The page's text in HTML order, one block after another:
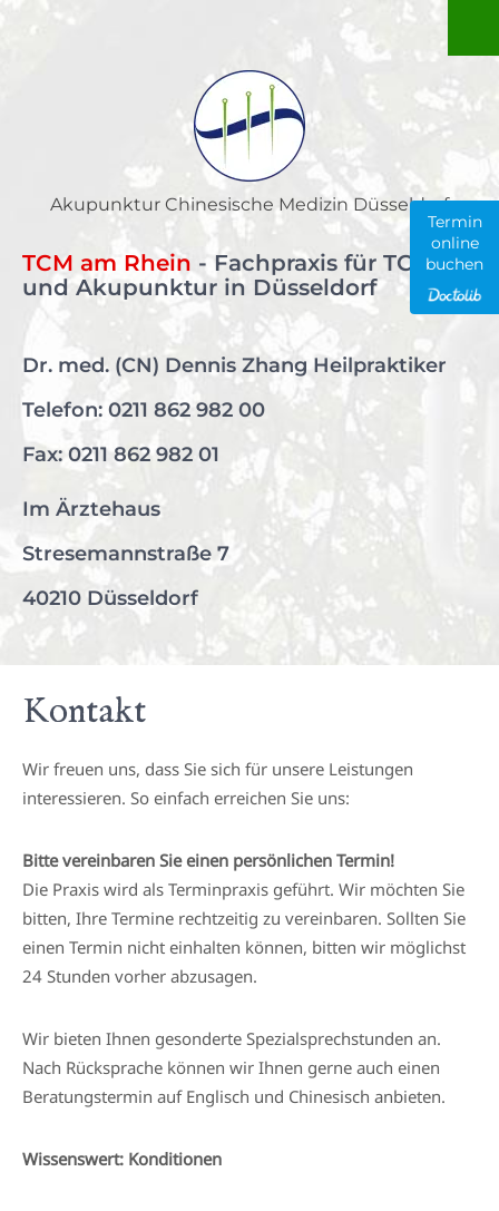
Akupunktur Chinesische Medizin Düsseldorf
TCM am Rhein - Fachpraxis für TCM
und Akupunktur in Düsseldorf
Dr. med. (CN) Dennis Zhang Heilpraktiker
Telefon: 0211 862 982 00
Fax: 0211 862 982 01
Im Ärztehaus
Stresemannstraße 7
40210 Düsseldorf
Kontakt
Wir freuen uns, dass Sie sich für unsere Leistungen
interessieren. So einfach erreichen Sie uns:
Bitte vereinbaren Sie einen persönlichen Termin!
Die Praxis wird als Terminpraxis geführt. Wir möchten Sie
bitten, Ihre Termine rechtzeitig zu vereinbaren. Sollten Sie
einen Termin nicht einhalten können, bitten wir möglichst
24 Stunden vorher abzusagen.
Wir bieten Ihnen gesonderte Spezialsprechstunden an.
Nach Rücksprache können wir Ihnen gerne auch einen
Beratungstermin auf Englisch und Chinesisch anbieten.
Wissenswert: Konditionen
Termin
online
buchen